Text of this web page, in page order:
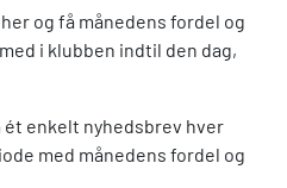
og få månedens fordel og
i klubben indtil den dag,
enkelt nyhedsbrev hver
med månedens fordel og